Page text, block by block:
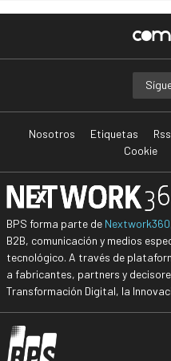
Nosotros Etiquetas
Cookie
BPS forma parte de Nextwork360
B2B, comunicación y medios
tecnológico. A través de
a fabricantes, partners y
Transformación Digital, la